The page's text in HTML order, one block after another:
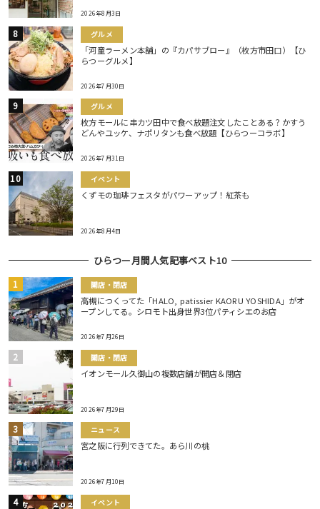
2026年8月3日
グルメ
「河童ラーメン本舗」の『カパサブロー』（枚方市田口）【ひ
らつーグルメ】
2026年7月30日
グルメ
枚方モールに串カツ田中で食べ放題注文したことある？かすう
どんやユッケ、ナポリタンも食べ放題【ひらつーコラボ】
2026年7月31日
イベント
くずモの珈琲フェスタがパワーアップ！紅茶も
2026年8月4日
ひらつー月間人気記事ベスト10
開店・閉店
高槻につくってた「HALO, patissier KAORU YOSHIDA」がオ
ープンしてる。シロモト出身世界3位パティシエのお店
2026年7月26日
開店・閉店
イオンモール久御山の複数店舗が開店＆閉店
2026年7月29日
ニュース
宮之阪に行列できてた。あら川の桃
2026年7月10日
イベント